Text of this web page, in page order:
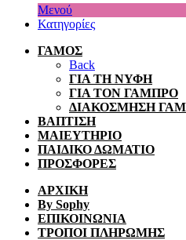
Μενού
Κατηγορίες
ΓΑΜΟΣ
Back
ΓΙΑ ΤΗ ΝΥΦΗ
ΓΙΑ ΤΟΝ ΓΑΜΠΡΟ
ΔΙΑΚΟΣΜΗΣΗ
ΒΑΠΤΙΣΗ
ΜΑΙΕΥΤΗΡΙΟ
ΠΑΙΔΙΚΟ ΔΩΜΑΤΙΟ
ΠΡΟΣΦΟΡΕΣ
ΑΡΧΙΚΗ
By Sophy
ΕΠΙΚΟΙΝΩΝΙΑ
ΤΡΟΠΟΙ ΠΛΗΡΩΜΗΣ